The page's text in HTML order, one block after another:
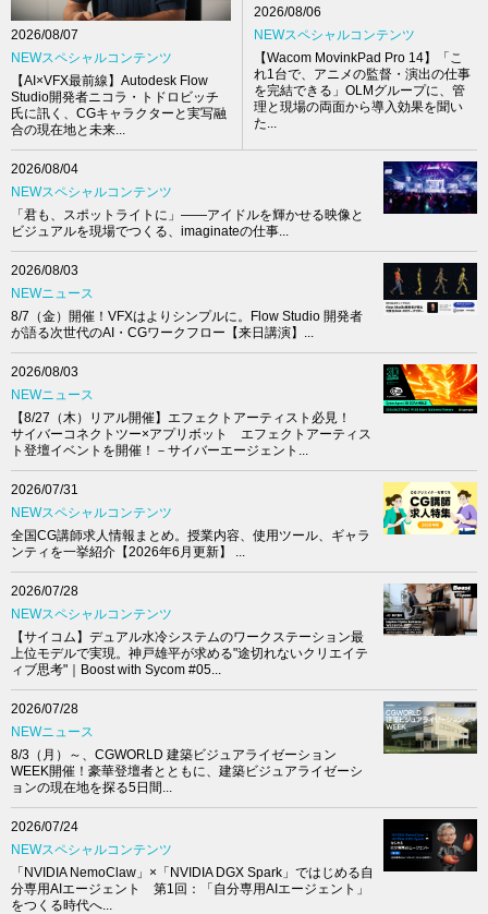
2026/08/07
NEWスペシャルコンテンツ
【AI×VFX最前線】Autodesk Flow
Studio開発者ニコラ・トドロビッチ
氏に訊く、CGキャラクターと実写融
合の現在地と未来...
2026/08/06
NEWスペシャルコンテンツ
【Wacom MovinkPad Pro 14】「こ
れ1台で、アニメの監督・演出の仕事
を完結できる」OLMグループに、管
理と現場の両面から導入効果を聞い
た...
2026/08/04
NEWスペシャルコンテンツ
「君も、スポットライトに」――アイドルを輝かせる映像と
ビジュアルを現場でつくる、imaginateの仕事...
2026/08/03
NEWニュース
8/7（金）開催！VFXはよりシンプルに。Flow Studio 開発者
が語る次世代のAI・CGワークフロー【来日講演】...
2026/08/03
NEWニュース
【8/27（木）リアル開催】エフェクトアーティスト必見！
サイバーコネクトツー×アプリボット エフェクトアーティス
ト登壇イベントを開催！－サイバーエージェント...
2026/07/31
NEWスペシャルコンテンツ
全国CG講師求人情報まとめ。授業内容、使用ツール、ギャラ
ンティを一挙紹介【2026年6月更新】 ...
2026/07/28
NEWスペシャルコンテンツ
【サイコム】デュアル水冷システムのワークステーション最
上位モデルで実現。神戸雄平が求める"途切れないクリエイテ
ィブ思考"｜Boost with Sycom #05...
2026/07/28
NEWニュース
8/3（月）～、CGWORLD 建築ビジュアライゼーション
WEEK開催！豪華登壇者とともに、建築ビジュアライゼーシ
ョンの現在地を探る5日間...
2026/07/24
NEWスペシャルコンテンツ
「NVIDIA NemoClaw」×「NVIDIA DGX Spark」ではじめる自
分専用AIエージェント 第1回：「自分専用AIエージェント」
をつくる時代へ...